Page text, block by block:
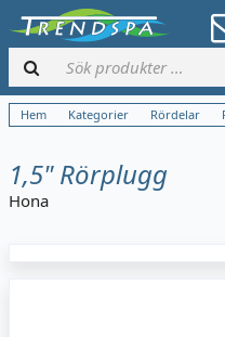
Hem Kategorier Rördelar
1,5" Rörplugg
Hona